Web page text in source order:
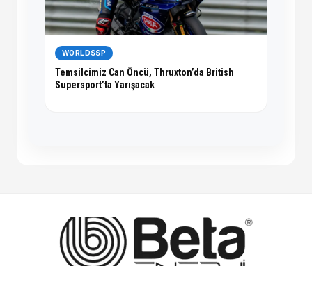
WORLDSSP
Temsilcimiz Can Öncü, Thruxton’da British
Supersport’ta Yarışacak